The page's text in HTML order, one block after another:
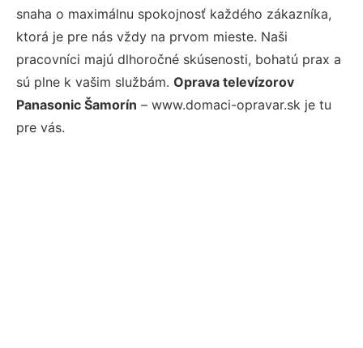
snaha o maximálnu spokojnosť každého zákazníka,
ktorá je pre nás vždy na prvom mieste. Naši
pracovníci majú dlhoročné skúsenosti, bohatú prax a
sú plne k vašim službám. Oprava televízorov
Panasonic Šamorín – www.domaci-opravar.sk je tu
pre vás.